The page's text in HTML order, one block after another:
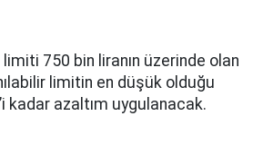
750 bin liranın üzerinde olan
limitin en düşük olduğu
kadar azaltım uygulanacak.